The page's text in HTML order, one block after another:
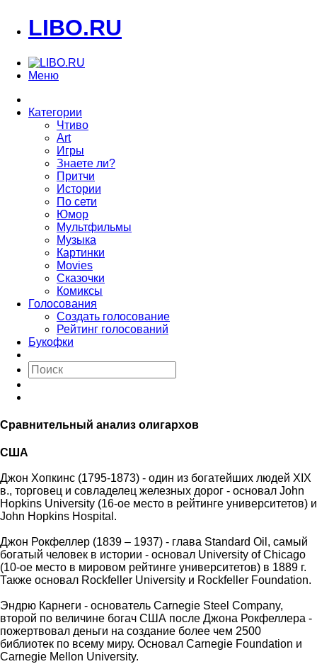
LIBO.RU
Меню
Категории
Чтиво
Art
Игры
Знаете ли?
Притчи
Истории
По сети
Юмор
Мультфильмы
Музыка
Картинки
Movies
Сказочки
Комиксы
Голосования
Создать голосование
Рейтинг голосований
Букофки
Сравнительный анализ олигархов
США
Джон Хопкинс (1795-1873) - один из богатейших людей XIX
в., торговец и совладелец железных дорог - основал John
Hopkins University (16-ое место в рейтинге университетов) и
John Hopkins Hospital.
Джон Рокфеллер (1839 – 1937) - глава Standard Oil, самый
богатый человек в истории - основал University of Chicago
(10-ое место в мировом рейтинге университетов) в 1889 г.
Также основал Rockfeller University и Rockfeller Foundation.
Эндрю Карнеги - основатель Carnegie Steel Company,
второй по величине богач США после Джона Рокфеллера -
пожертвовал деньги на создание более чем 2500
библиотек по всему миру. Основал Carnegie Foundation и
Carnegie Mellon University.